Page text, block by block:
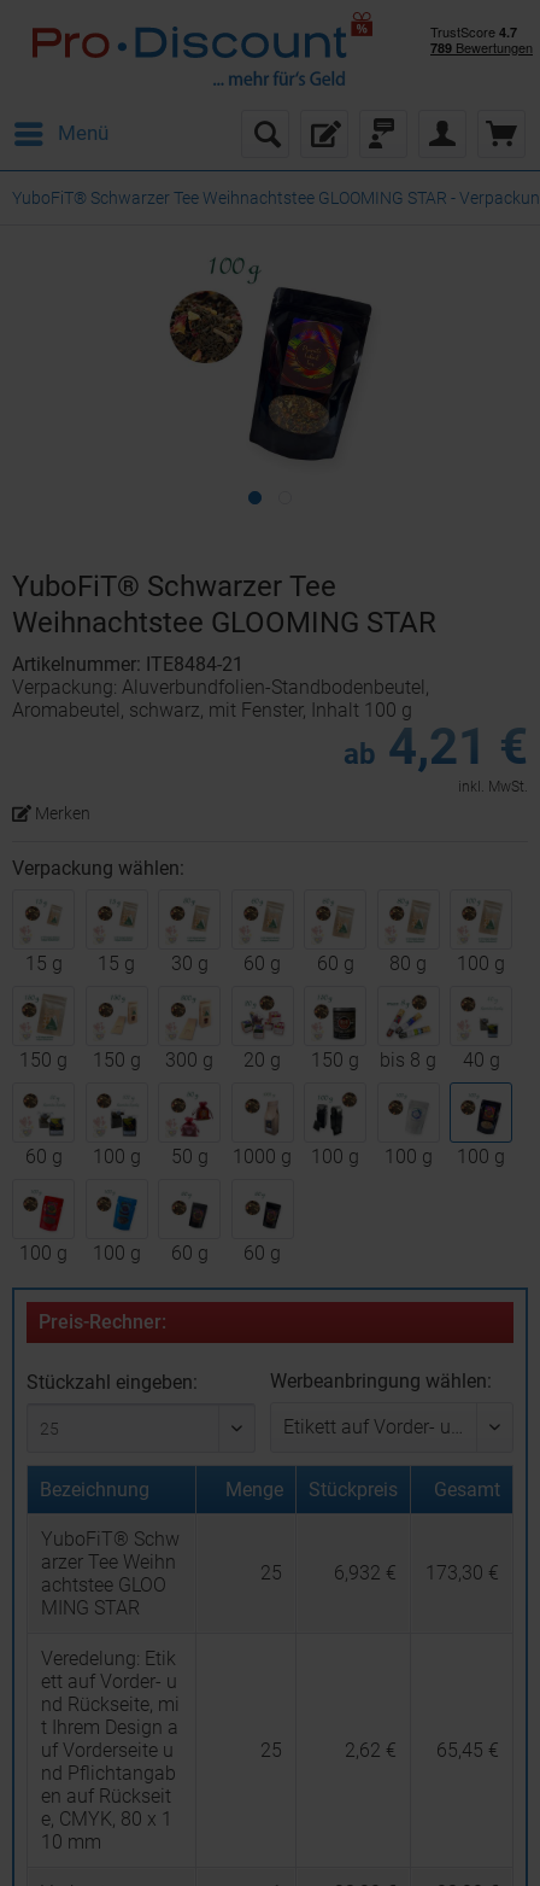
Menü
YuboFiT® Schwarzer Tee Weihnachtstee GLOOMING STAR -
YuboFiT® Schwarzer Tee
Weihnachtstee GLOOMING STAR
Artikelnummer: ITE8484-21
Verpackung: Aluverbundfolien-Standbodenbeutel,
Aromabeutel, schwarz, mit Fenster, Inhalt 100 g
ab 4,21 €
inkl. MwSt.
Merken
Verpackung wählen:
15 g 15 g 30 g 60 g 60 g 80 g 100 g
150 g 150 g 300 g 20 g 150 g bis 8 g 40 g
60 g 100 g 50 g 1000 g 100 g 100 g 100 g
100 g 100 g 60 g 60 g
Preis-Rechner:
Stückzahl eingeben: Werbeanbringung wählen:
Bezeichnung Menge Stückpreis Gesamt
YuboFiT® Schw
arzer Tee Weihn
achtstee GLOO
MING STAR
25 6,932 € 173,30 €
Veredelung: Etik
ett auf Vorder- u
nd Rückseite, mi
t Ihrem Design a
uf Vorderseite u
nd Pflichtangab
en auf Rückseit
e, CMYK, 80 x 1
10 mm
25 2,62 € 65,45 €